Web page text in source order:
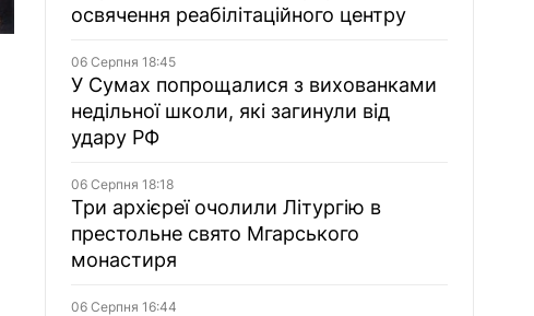
освячення реабілітаційного центру
06 Серпня 18:45
У Сумах попрощалися з вихованками
недільної школи, які загинули від
удару РФ
06 Серпня 18:18
Три архієреї очолили Літургію в
престольне свято Мгарського
монастиря
06 Серпня 16:44